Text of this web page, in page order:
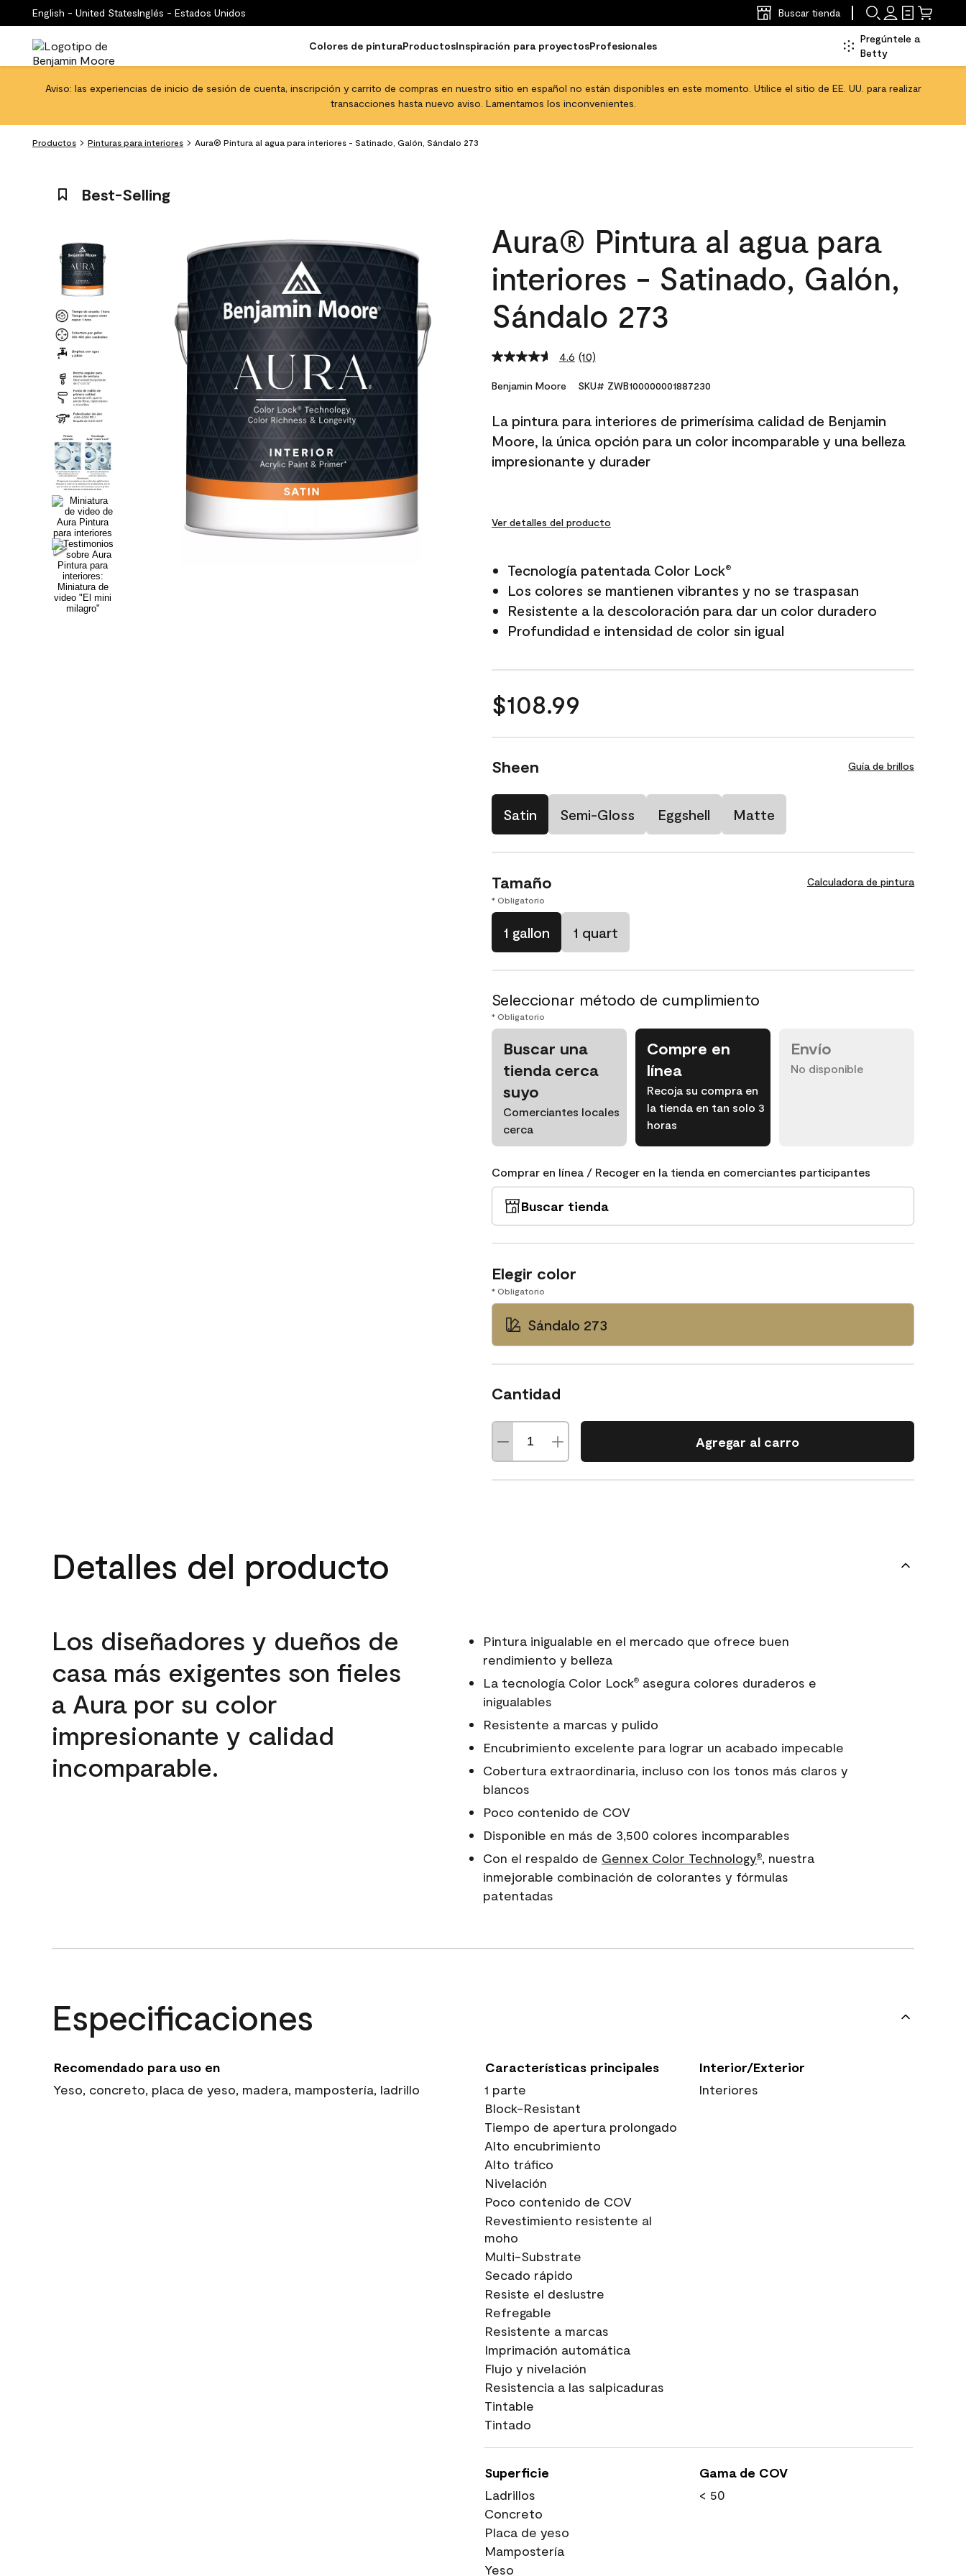
English - United StatesInglés - Estados Unidos Buscar tienda
Colores de pinturaProductosInspiración para proyectosProfesionales
Pregúntele a
Betty
Aviso: las experiencias de inicio de sesión de cuenta, inscripción y carrito de compras en nuestro sitio en español no están disponibles en este momento. Utilice el sitio de EE. UU. para realizar
transacciones hasta nuevo aviso. Lamentamos los inconvenientes.
Productos Pinturas para interiores Aura® Pintura al agua para interiores - Satinado, Galón, Sándalo 273
Best-Selling
Aura® Pintura al agua para
interiores - Satinado, Galón,
Sándalo 273
4.6 Read
Reviews.
link.
(10)
Benjamin Moore SKU# ZWB100000001887230
La pintura para interiores de primerísima calidad de Benjamin
Moore, la única opción para un color incomparable y una belleza
impresionante y durader
Ver detalles del producto
Tecnología patentada Color Lock®
Los colores se mantienen vibrantes y no se traspasan
Resistente a la descoloración para dar un color duradero
Profundidad e intensidad de color sin igual
$108.99
Sheen Guía de brillos
Satin Semi-Gloss Eggshell Matte
Tamaño Calculadora de pintura
* Obligatorio
1 gallon 1 quart
Seleccionar método de cumplimiento
* Obligatorio
Buscar una
tienda cerca
suyo
Comerciantes locales
cerca
Compre en
línea
Recoja su compra en
la tienda en tan solo 3
horas
Envío
No disponible
Comprar en línea / Recoger en la tienda en comerciantes participantes
Buscar tienda
Elegir color
* Obligatorio
Sándalo 273
Cantidad
Agregar al carro
Detalles del producto
Los diseñadores y dueños de
casa más exigentes son fieles
a Aura por su color
impresionante y calidad
incomparable.
Pintura inigualable en el mercado que ofrece buen
rendimiento y belleza
La tecnología Color Lock®asegura colores duraderos e
inigualables
Resistente a marcas y pulido
Encubrimiento excelente para lograr un acabado impecable
Cobertura extraordinaria, incluso con los tonos más claros y
blancos
Poco contenido de COV
Disponible en más de 3,500 colores incomparables
Con el respaldo de Gennex Color Technology®, nuestra
inmejorable combinación de colorantes y fórmulas
patentadas
Especificaciones
Recomendado para uso en
Yeso, concreto, placa de yeso, madera, mampostería, ladrillo
Características principales
1 parte
Block-Resistant
Tiempo de apertura prolongado
Alto encubrimiento
Alto tráfico
Nivelación
Poco contenido de COV
Revestimiento resistente al
moho
Multi-Substrate
Secado rápido
Resiste el deslustre
Refregable
Resistente a marcas
Imprimación automática
Flujo y nivelación
Resistencia a las salpicaduras
Tintable
Tintado
Interior/Exterior
Interiores
Superficie
Ladrillos
Concreto
Placa de yeso
Mampostería
Yeso
Gama de COV
< 50